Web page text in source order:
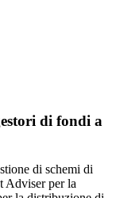
di fondi a
di schemi di
Adviser per la